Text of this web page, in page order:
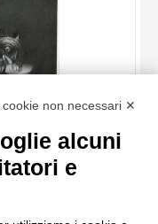
OGGETTO
LOCALIZZAZIONE
cookie non necessari ✕
alcuni
e